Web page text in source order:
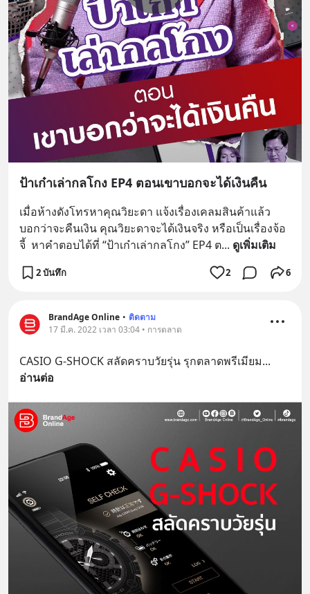
ป้าเก๋าเล่ากลโกง EP4 ตอนเขาบอกจะได้เงินคืน
เมื่อห้างดังโทรหาคุณวิยะดา แจ้งเรื่องเคลมสินค้าแล้ว
บอกว่าจะคืนเงิน คุณวิยะดาจะได้เงินจริง หรือเป็นเรื่องจ้อ
จี้  หาคำตอบได้ที่ “ป้าเก๋าเล่ากลโกง” EP4 ต... ดูเพิ่มเติม
2 บันทึก 2 6
BrandAge Online • ติดตาม
17 มี.ค. 2022 เวลา 03:04 • การตลาด
CASIO G-SHOCK สลัดคราบวัยรุ่น รุกตลาดพรีเมียม
อ่านต่อ